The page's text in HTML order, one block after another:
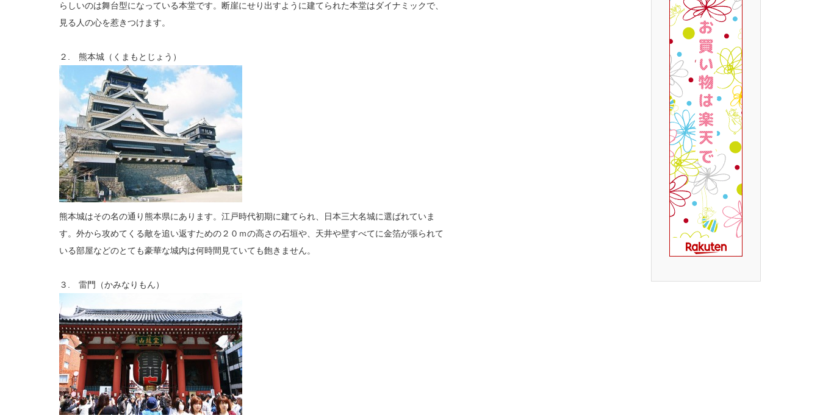
らしいのは舞台型になっている本堂です。断崖にせり出すように建てられた本堂はダイナミックで、
見る人の心を惹きつけます。
２. 熊本城（くまもとじょう）
熊本城はその名の通り熊本県にあります。江戸時代初期に建てられ、日本三大名城に選ばれていま
す。外から攻めてくる敵を追い返すための２０ｍの高さの石垣や、天井や壁すべてに金箔が張られて
いる部屋などのとても豪華な城内は何時間見ていても飽きません。
３. 雷門（かみなりもん）